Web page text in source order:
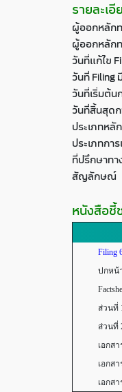
รายละเ
ผู้ออกหลัก
ผู้ออกหลัก
วันที่แก้ไข
วันที่ Filing
วันที่เริ่มต้น
วันที่สิ้นสุดก
ประเภทหลั
ประเภทกา
ที่ปรึกษาท
สัญลักษณ์
หนังสือชี้
Filing
ปกหน้
ส่วนที่ 1 ผู้
ส่วนที่ 2 ก
เอกสารแ
เอกสาร
เอกสารแ